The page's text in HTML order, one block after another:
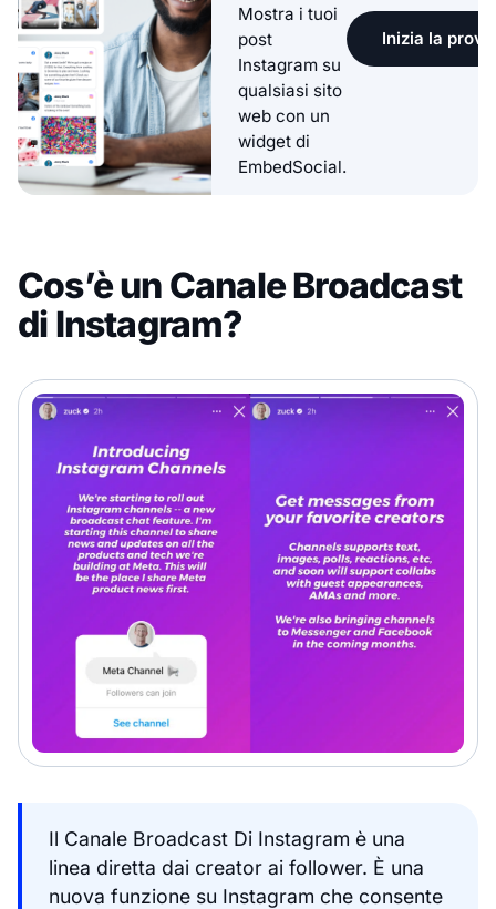
Mostra i tuoi
post
Instagram su
qualsiasi sito
web con un
widget di
EmbedSocial.
Inizia la
Cos’è un Canale Broadcast
di Instagram?
Il Canale Broadcast Di Instagram è una
linea diretta dai creator ai follower. È una
nuova funzione su Instagram che consente